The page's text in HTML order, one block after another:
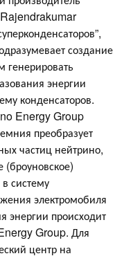
Rajendrakumar
создание
генерировать
энергии
конденсаторов.
Energy Group
преобразует
частиц нейтрино,
систему
электромобиля
энергии происходит
Group. Для
центр на